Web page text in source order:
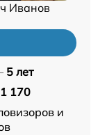
Иванов
5 лет
1 170
и